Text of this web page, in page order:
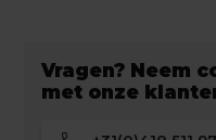
Vragen? Neem
met onze